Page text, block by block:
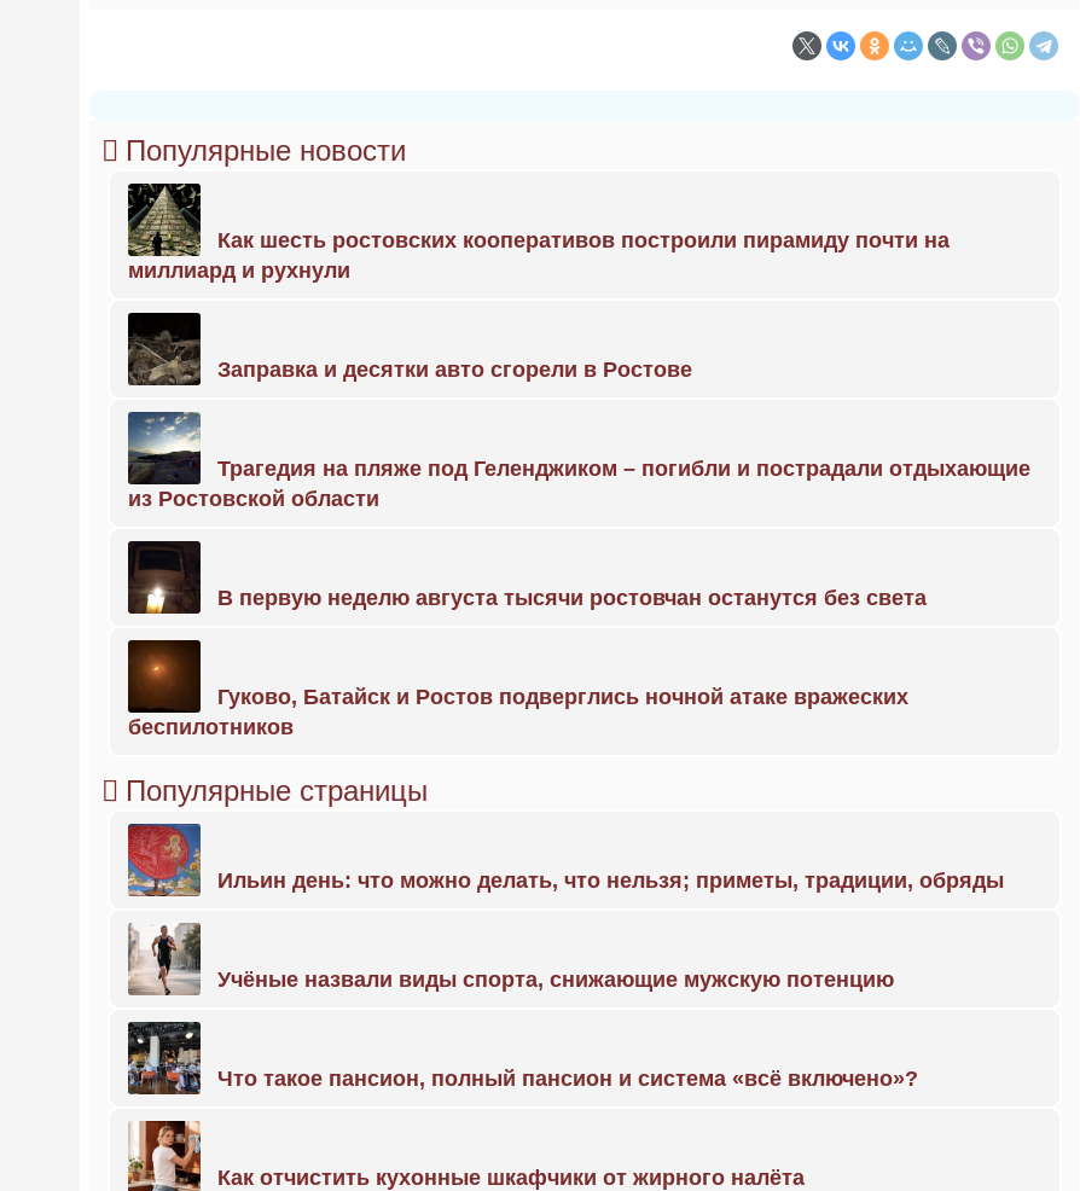
Популярные новости
Как шесть ростовских кооперативов построили пирамиду почти на
миллиард и рухнули
Заправка и десятки авто сгорели в Ростове
Трагедия на пляже под Геленджиком – погибли и пострадали отдыхающие
из Ростовской области
В первую неделю августа тысячи ростовчан останутся без света
Гуково, Батайск и Ростов подверглись ночной атаке вражеских
беспилотников
Популярные страницы
Ильин день: что можно делать, что нельзя; приметы, традиции, обряды
Учёные назвали виды спорта, снижающие мужскую потенцию
Что такое пансион, полный пансион и система «всё включено»?
Как отчистить кухонные шкафчики от жирного налёта